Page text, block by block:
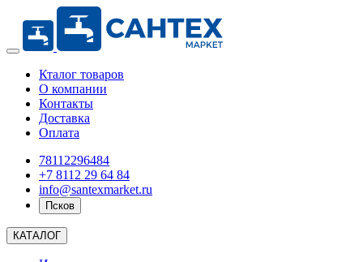
Кталог товаров
О компании
Контакты
Доставка
Оплата
78112296484
+7 8112 29 64 84
info@santexmarket.ru
Псков
КАТАЛОГ